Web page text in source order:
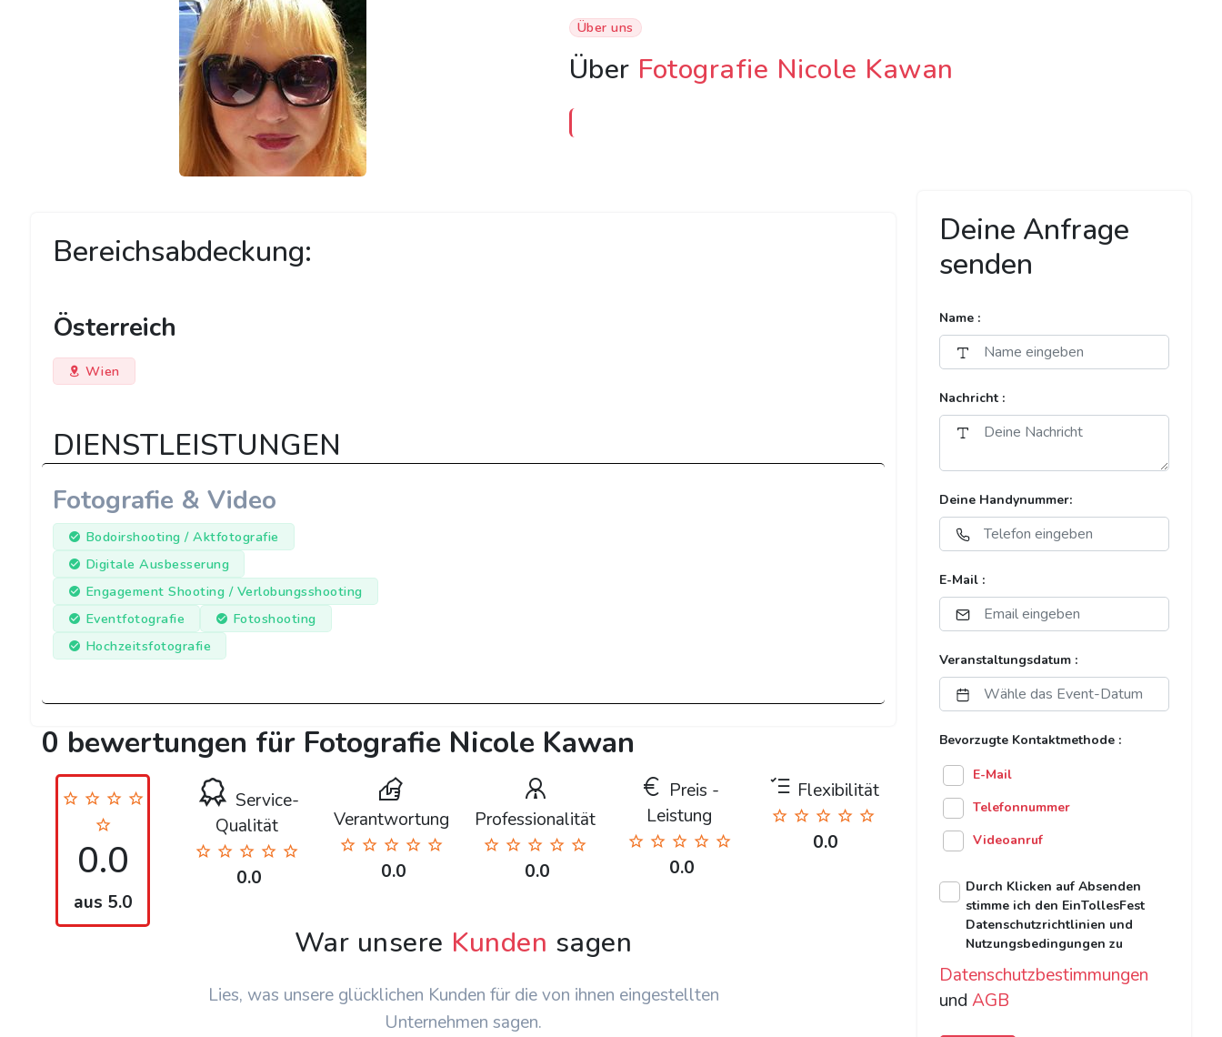
Über uns
Über Fotografie Nicole Kawan
Bereichsabdeckung:
Österreich
Wien
DIENSTLEISTUNGEN
Fotografie & Video
Bodoirshooting / Aktfotografie
Digitale Ausbesserung
Engagement Shooting / Verlobungsshooting
Eventfotografie
Fotoshooting
Hochzeitsfotografie
0 bewertungen für Fotografie Nicole Kawan
0.0
aus 5.0
Service-
Qualität
0.0
Verantwortung
0.0
Professionalität
0.0
Preis -
Leistung
0.0
Flexibilität
0.0
War unsere Kunden sagen
Lies, was unsere glücklichen Kunden für die von ihnen eingestellten
Unternehmen sagen.
Deine Anfrage
senden
Name :
Nachricht :
Deine Handynummer:
E-Mail :
Veranstaltungsdatum :
Bevorzugte Kontaktmethode :
E-Mail
Telefonnummer
Videoanruf
Durch Klicken auf Absenden
stimme ich den EinTollesFest
Datenschutzrichtlinien und
Nutzungsbedingungen zu
Datenschutzbestimmungen
und AGB